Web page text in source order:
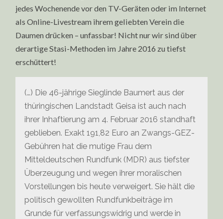
jedes Wochenende vor den TV-Geräten oder im Internet
als Online-Livestream ihrem geliebten Verein die
Daumen drücken – unfassbar! Nicht nur wir sind über
derartige Stasi-Methoden im Jahre 2016 zu tiefst
erschüttert!
(…) Die 46-jährige Sieglinde Baumert aus der
thüringischen Landstadt Geisa ist auch nach
ihrer Inhaftierung am 4. Februar 2016 standhaft
geblieben. Exakt 191,82 Euro an Zwangs-GEZ-
Gebühren hat die mutige Frau dem
Mitteldeutschen Rundfunk (MDR) aus tiefster
Überzeugung und wegen ihrer moralischen
Vorstellungen bis heute verweigert. Sie hält die
politisch gewollten Rundfunkbeiträge im
Grunde für verfassungswidrig und werde in